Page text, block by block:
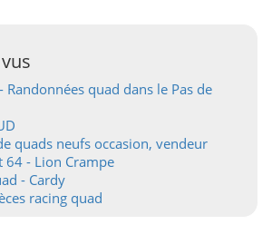
Randonnées quad dans le Pas de
quads neufs occasion, vendeur
- Lion Crampe
- Cardy
racing quad